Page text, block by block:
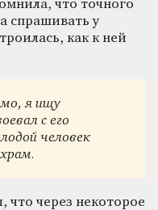
что точного
спрашивать у
как к ней
я ищу
с его
человек
что через некоторое